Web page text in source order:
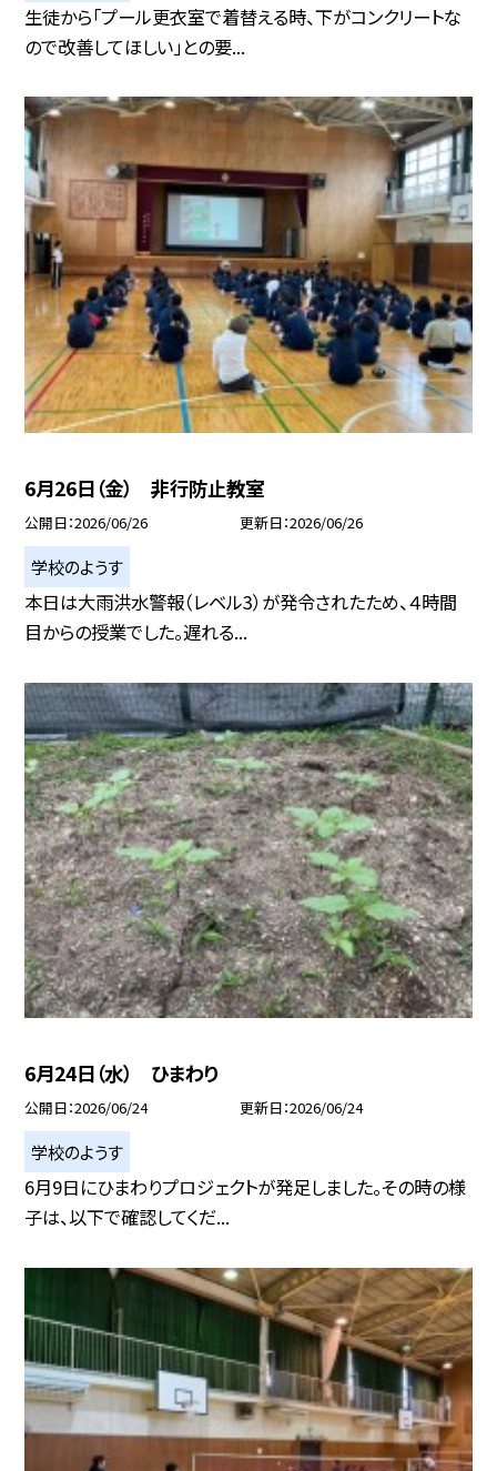
生徒から「プール更衣室で着替える時、下がコンクリートな
ので改善してほしい」との要...
6月26日（金） 非行防止教室
公開日 2026/06/26 更新日 2026/06/26
学校のようす
本日は大雨洪水警報（レベル3）が発令されたため、４時間
目からの授業でした。遅れる...
6月24日（水） ひまわり
公開日 2026/06/24 更新日 2026/06/24
学校のようす
6月9日にひまわりプロジェクトが発足しました。その時の様
子は、以下で確認してくだ...